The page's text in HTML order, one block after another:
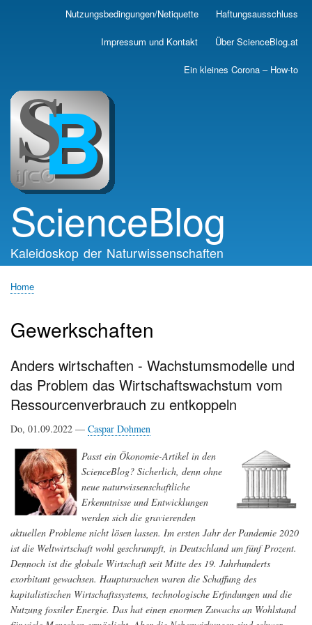
Skip
main
Nutzungsbedingungen/Netiquette Haftungsausschluss
Impressum und Kontakt Über ScienceBlog.at
Ein kleines Corona – How-to
ScienceBlog
Kaleidoskop der Naturwissenschaften
Home
Gewerkschaften
Anders wirtschaften - Wachstumsmodelle und
das Problem das Wirtschaftswachstum vom
Ressourcenverbrauch zu entkoppeln
Do, 01.09.2022 — Caspar Dohmen
Passt ein Ökonomie-Artikel in den
ScienceBlog? Sicherlich, denn ohne
neue naturwissenschaftliche
Erkenntnisse und Entwicklungen
werden sich die gravierenden
aktuellen Probleme nicht lösen lassen. Im ersten Jahr der Pandemie 2020
ist die Weltwirtschaft wohl geschrumpft, in Deutschland um fünf Prozent.
Dennoch ist die globale Wirtschaft seit Mitte des 19. Jahrhunderts
exorbitant gewachsen. Hauptursachen waren die Schaffung des
kapitalistischen Wirtschaftssystems, technologische Erfindungen und die
Nutzung fossiler Energie. Das hat einen enormen Zuwachs an Wohlstand